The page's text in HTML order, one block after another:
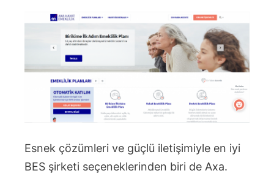
Esnek çözümleri ve güçlü iletişimiyle en iyi
BES şirketi seçeneklerinden biri de Axa.